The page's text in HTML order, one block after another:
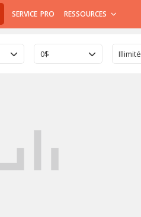
SERVICE PRO RESSOURCES
0$ Illimité